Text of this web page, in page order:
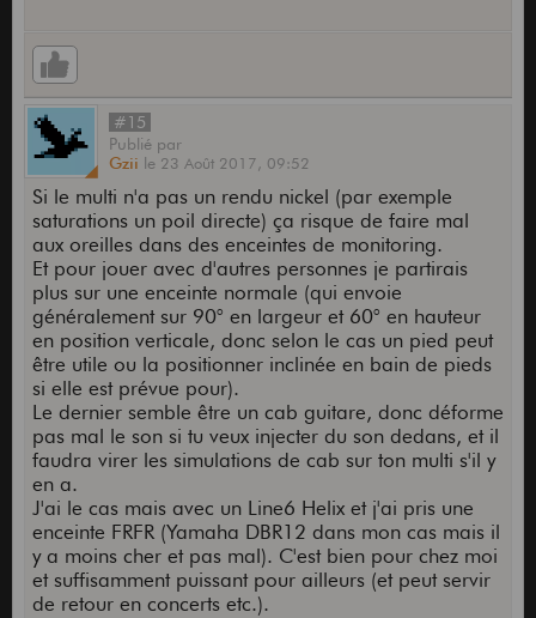
#15
Publié par
Gzii le 23 Août 2017, 09:52
Si le multi n'a pas un rendu nickel (par exemple
saturations un poil directe) ça risque de faire mal
aux oreilles dans des enceintes de monitoring.
Et pour jouer avec d'autres personnes je partirais
plus sur une enceinte normale (qui envoie
généralement sur 90° en largeur et 60° en hauteur
en position verticale, donc selon le cas un pied peut
être utile ou la positionner inclinée en bain de pieds
si elle est prévue pour).
Le dernier semble être un cab guitare, donc déforme
pas mal le son si tu veux injecter du son dedans, et il
faudra virer les simulations de cab sur ton multi s'il y
en a.
J'ai le cas mais avec un Line6 Helix et j'ai pris une
enceinte FRFR (Yamaha DBR12 dans mon cas mais il
y a moins cher et pas mal). C'est bien pour chez moi
et suffisamment puissant pour ailleurs (et peut servir
de retour en concerts etc.).